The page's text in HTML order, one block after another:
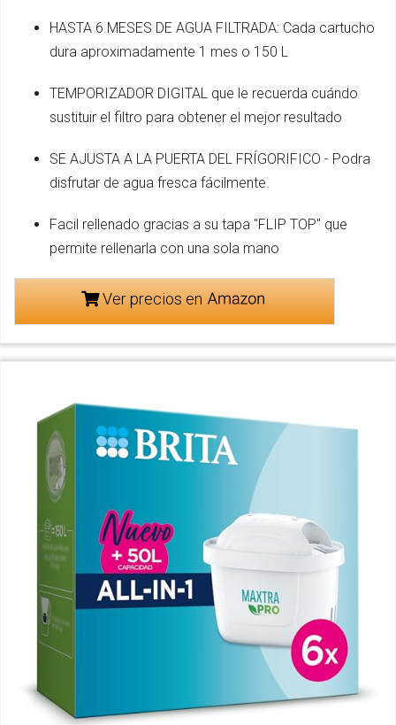
HASTA 6 MESES DE AGUA FILTRADA: Cada cartucho
dura aproximadamente 1 mes o 150 L
TEMPORIZADOR DIGITAL que le recuerda cuándo
sustituir el filtro para obtener el mejor resultado
SE AJUSTA A LA PUERTA DEL FRÍGORIFICO - Podra
disfrutar de agua fresca fácilmente.
Facil rellenado gracias a su tapa "FLIP TOP" que
permite rellenarla con una sola mano
Ver precios en